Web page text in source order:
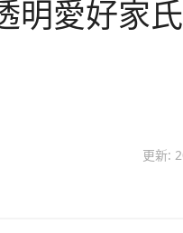
明愛好家
更新: